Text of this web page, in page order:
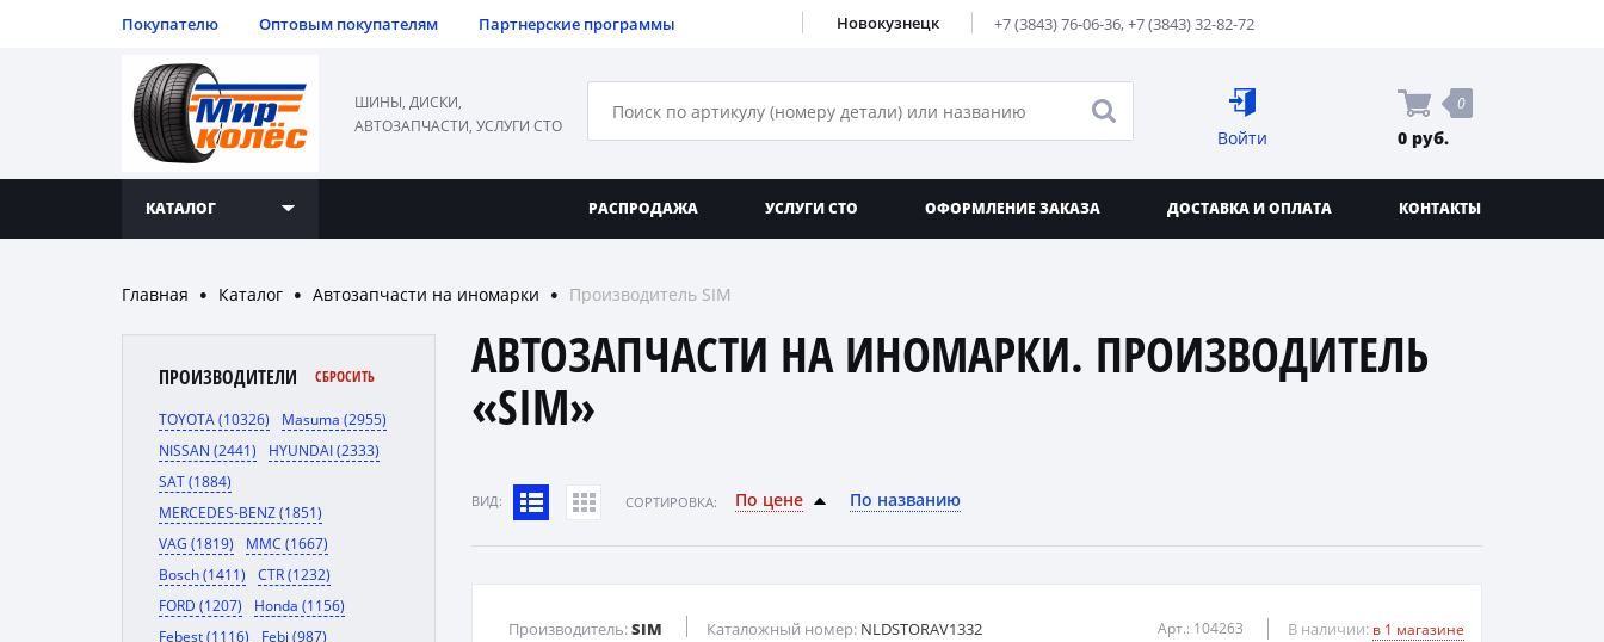
Покупателю Оптовым покупателям Партнерские программы Новокузнецк +7 (3843) 76-06-36,+7 (3843) 32-82-72
ШИНЫ, ДИСКИ,
АВТОЗАПЧАСТИ, УСЛУГИ СТО
Войти
0
0 руб.
КАТАЛОГ РАСПРОДАЖА УСЛУГИ СТО ОФОРМЛЕНИЕ ЗАКАЗА ДОСТАВКА И ОПЛАТА КОНТАКТЫ
Главная ● Каталог ● Автозапчасти на иномарки ● Производитель SIM
ПРОИЗВОДИТЕЛИ СБРОСИТЬ
TOYOTA (10326)
Masuma (2955)
NISSAN (2441)
HYUNDAI (2333)
SAT (1884)
MERCEDES-BENZ (1851)
VAG (1819)
MMC (1667)
Bosch (1411)
CTR (1232)
FORD (1207)
Honda (1156)
Febest (1116)
Febi (987)
АВТОЗАПЧАСТИ НА ИНОМАРКИ. ПРОИЗВОДИТЕЛЬ
«SIM»
ВИД: CОРТИРОВКА: По цене По названию
Производитель:SIM Каталожный номер: NLDSTORAV1332 Арт.: 104263 В наличии: в 1 магазине